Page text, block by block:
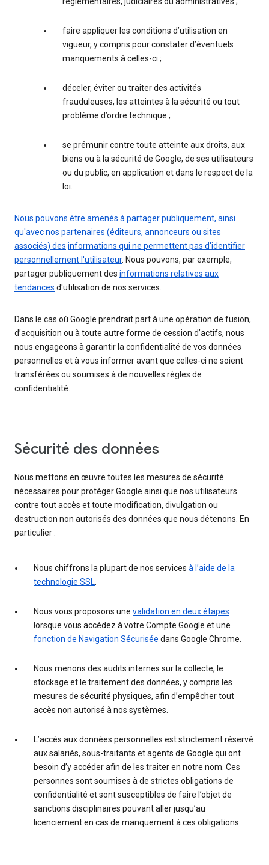
faire appliquer les conditions d’utilisation en
vigueur, y compris pour constater d’éventuels
manquements à celles-ci ;
déceler, éviter ou traiter des activités
frauduleuses, les atteintes à la sécurité ou tout
problème d’ordre technique ;
se prémunir contre toute atteinte aux droits, aux
biens ou à la sécurité de Google, de ses utilisateurs
ou du public, en application et dans le respect de la
loi.
Nous pouvons être amenés à partager publiquement, ainsi
qu'avec nos partenaires (éditeurs, annonceurs ou sites
associés) des informations qui ne permettent pas d'identifier
personnellement l'utilisateur. Nous pouvons, par exemple,
partager publiquement des informations relatives aux
tendances d'utilisation de nos services.
Dans le cas où Google prendrait part à une opération de fusion,
d’acquisition ou à toute autre forme de cession d’actifs, nous
nous engageons à garantir la confidentialité de vos données
personnelles et à vous informer avant que celles-ci ne soient
transférées ou soumises à de nouvelles règles de
confidentialité.
Sécurité des données
Nous mettons en œuvre toutes les mesures de sécurité
nécessaires pour protéger Google ainsi que nos utilisateurs
contre tout accès et toute modification, divulgation ou
destruction non autorisés des données que nous détenons. En
particulier :
Nous chiffrons la plupart de nos services à l’aide de la
technologie SSL.
Nous vous proposons une validation en deux étapes
lorsque vous accédez à votre Compte Google et une
fonction de Navigation Sécurisée dans Google Chrome.
Nous menons des audits internes sur la collecte, le
stockage et le traitement des données, y compris les
mesures de sécurité physiques, afin d’empêcher tout
accès non autorisé à nos systèmes.
L’accès aux données personnelles est strictement réservé
aux salariés, sous-traitants et agents de Google qui ont
besoin d’y accéder afin de les traiter en notre nom. Ces
personnes sont soumises à de strictes obligations de
confidentialité et sont susceptibles de faire l’objet de
sanctions disciplinaires pouvant aller jusqu’au
licenciement en cas de manquement à ces obligations.